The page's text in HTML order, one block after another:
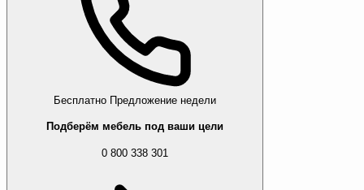
Бесплатно Предложение недели
Подберём мебель под ваши цели
0 800 338 301